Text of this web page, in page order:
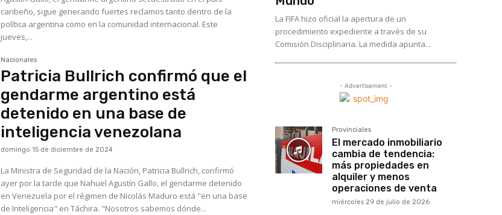
caribeño, sigue generando fuertes reclamos tanto dentro de la
política argentina como en la comunidad internacional. Este
jueves,...
Nacionales
Patricia Bullrich confirmó que el
gendarme argentino está
detenido en una base de
inteligencia venezolana
domingo 15 de diciembre de 2024
La Ministra de Seguridad de la Nación, Patricia Bullrich, confirmó
ayer por la tarde que Nahuel Agustín Gallo, el gendarme detenido
en Venezuela por el régimen de Nicolás Maduro está "en una base
de Inteligencia" en Táchira. "Nosotros sabemos dónde...
La FIFA hizo oficial la apertura de un
procedimiento expediente a través de su
Comisión Disciplinaria. La medida apunta...
- Advertisement -
Provinciales
El mercado inmobiliario
cambia de tendencia:
más propiedades en
alquiler y menos
operaciones de venta
miércoles 29 de julio de 2026